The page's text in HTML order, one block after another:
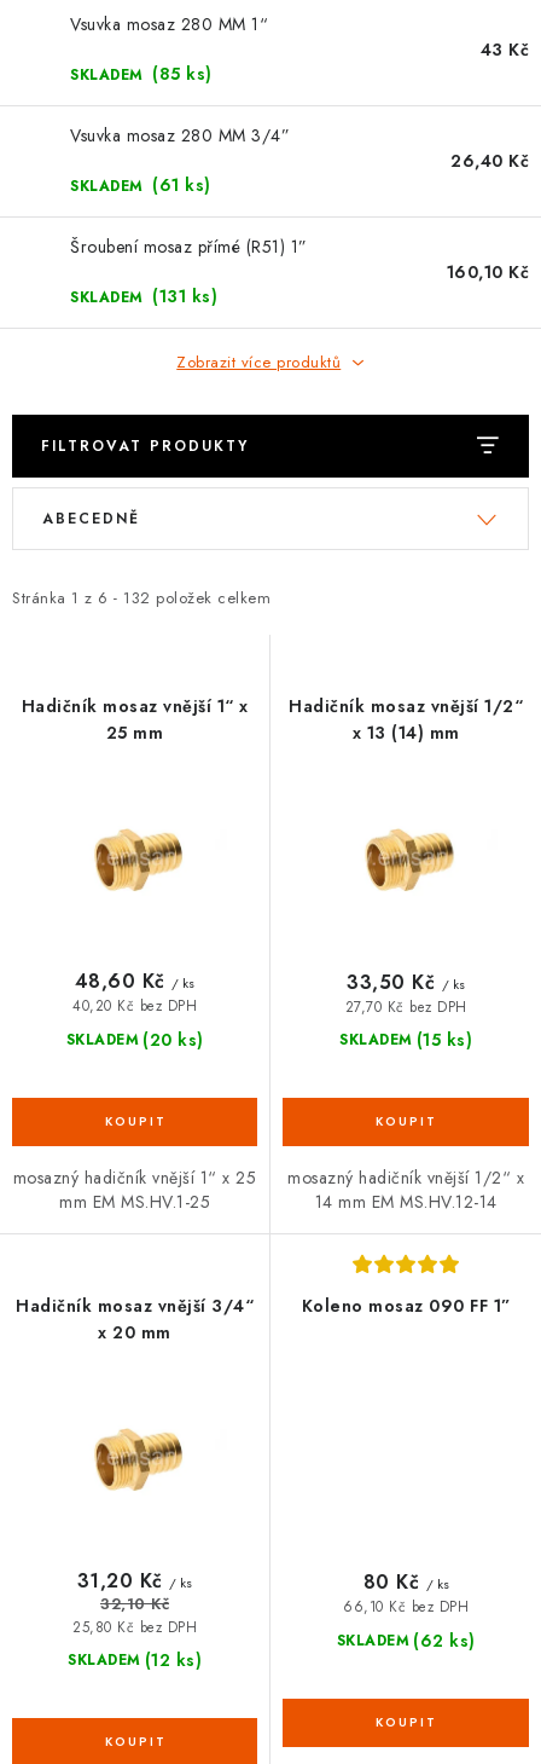
🚚 STAV OBJEDNÁVKY
DOPRAVA A PLATBA
VRÁCENÍ ZBOŽÍ A REKLAMACE
MOJE OBJEDNÁVKA
Doprava a platba
Podmínky ochrany osobních údajů
Vsuvka mosaz 280 MM 1“
SKLADEM (85 ks)
43 Kč
Vsuvka mosaz 280 MM 3/4”
SKLADEM (61 ks)
26,40 Kč
Šroubení mosaz přímé (R51) 1”
SKLADEM (131 ks)
160,10 Kč
Zobrazit více produktů
FILTROVAT PRODUKTY
V
i
r
Stránka 1 z 6 - 132 položek celkem
Ř
e
p
ABECEDNĚ
Hadičník mosaz vnější 1“ x
25 mm
SKLADEM (20 ks)
40,20 Kč bez DPH
48,60 Kč / ks
mosazný hadičník vnější 1“ x 25
mm EM MS.HV.1-25
Hadičník mosaz vnější 1/2“
x 13 (14) mm
SKLADEM (15 ks)
27,70 Kč bez DPH
33,50 Kč / ks
mosazný hadičník vnější 1/2“ x
14 mm EM MS.HV.12-14
Hadičník mosaz vnější 3/4“
x 20 mm
SKLADEM (12 ks)
25,80 Kč bez DPH
31,20 Kč / ks
32,10 Kč
Koleno mosaz 090 FF 1”
SKLADEM (62 ks)
66,10 Kč bez DPH
80 Kč / ks